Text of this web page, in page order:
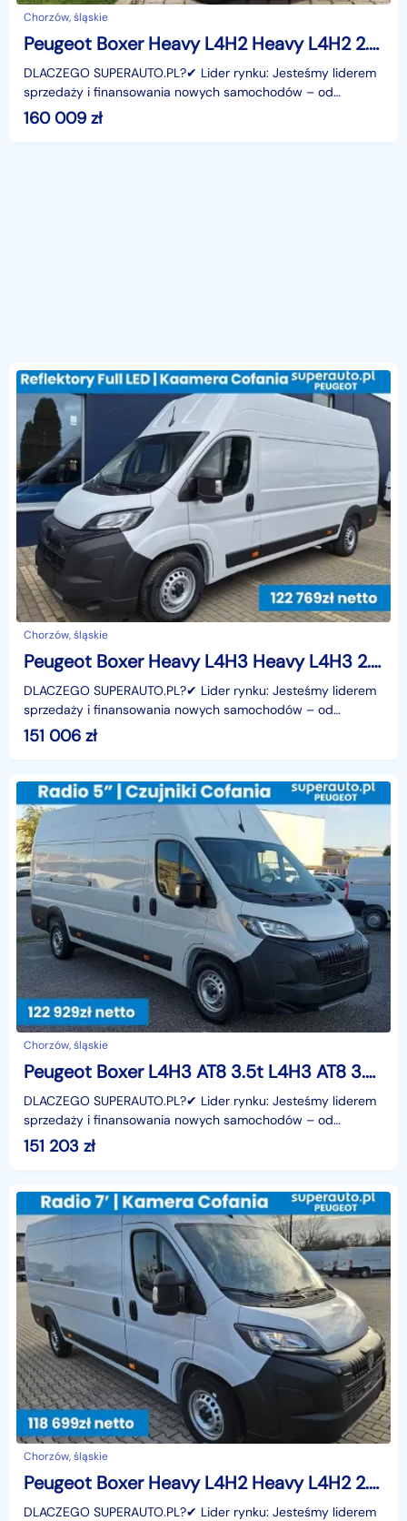
Chorzów, śląskie
Peugeot Boxer Heavy L4H2 Heavy L4H2 2.2 180KM
DLACZEGO SUPERAUTO.PL?✔ Lider rynku: Jesteśmy liderem
sprzedaży i finansowania nowych samochodów – od
osobowych, przez dostawcze, po segment premium.✔
Zaufanie
160 009 zł
Chorzów, śląskie
Peugeot Boxer Heavy L4H3 Heavy L4H3 2.2 180KM
DLACZEGO SUPERAUTO.PL?✔ Lider rynku: Jesteśmy liderem
sprzedaży i finansowania nowych samochodów – od
osobowych, przez dostawcze, po segment premium.✔
Zaufanie
151 006 zł
Chorzów, śląskie
Peugeot Boxer L4H3 AT8 3.5t L4H3 AT8 3.5t 2.2 180KM
DLACZEGO SUPERAUTO.PL?✔ Lider rynku: Jesteśmy liderem
sprzedaży i finansowania nowych samochodów – od
osobowych, przez dostawcze, po segment premium.✔
Zaufanie
151 203 zł
Chorzów, śląskie
Peugeot Boxer Heavy L4H2 Heavy L4H2 2.2 180KM
DLACZEGO SUPERAUTO.PL?✔ Lider rynku: Jesteśmy liderem